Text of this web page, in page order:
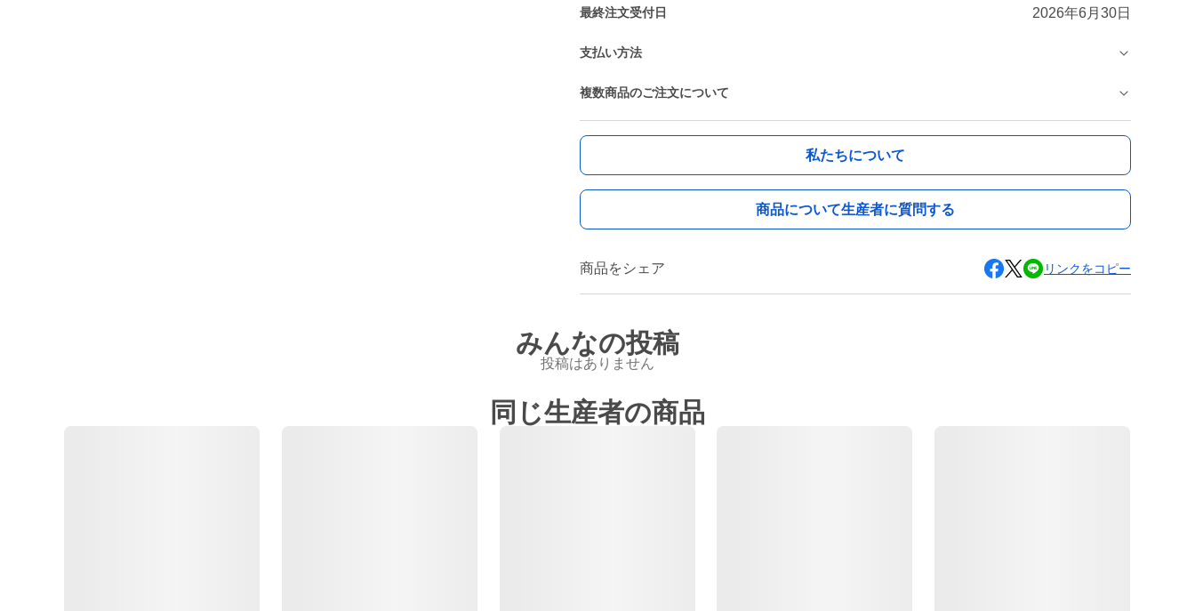
最終注文受付日 2026年6月30日
支払い方法
複数商品のご注文について
私たちについて
商品について生産者に質問する
商品をシェア リンクをコピー
みんなの投稿
投稿はありません
同じ生産者の商品